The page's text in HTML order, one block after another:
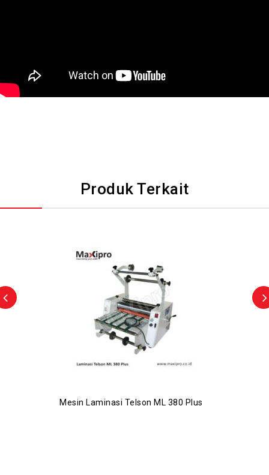
Produk Terkait
Mesin Laminasi Telson ML 380 Plus